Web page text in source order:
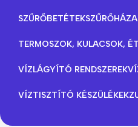
SZŰRŐBETÉTEK
TERMOSZOK, KULACSOK,
VÍZLÁGYÍTÓ RENDSZEREK
VÍZTISZTÍTÓ KÉSZÜLÉKEK